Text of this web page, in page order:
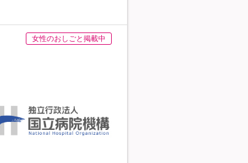
女性のおしごと掲載中